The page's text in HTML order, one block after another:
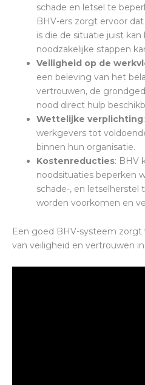
schade en letsel te
BHV-ers zorgt ervoor
is die de situatie juist
noodzakelijke stappen
Veiligheid op de
een beleving van het
vertrouwen, de
nood direct hulp
Wettelijke verplichting
werkgevers tot
binnen hun organisatie.
Kostenreducties: BHV
noodsituaties beperken
schade-, en
worden voorkomen en
Een goed BHV-systeem
van veiligheid en vertrouwen